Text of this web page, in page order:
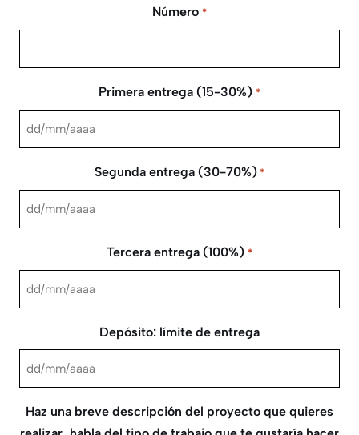
Número *
Primera entrega (15-30%) *
DD
barra
AAAA
Segunda entrega (30-70%) *
DD
barra
AAAA
Tercera entrega (100%) *
DD
barra
AAAA
Depósito: límite de entrega
DD
MM
Haz una breve descripción del proyecto que quieres